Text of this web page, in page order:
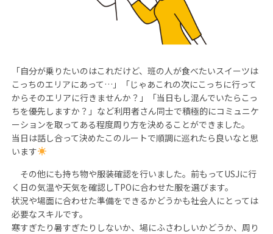
「自分が乗りたいのはこれだけど、班の人が食べたいスイーツは
こっちのエリアにあって…」「じゃあこれの次にこっちに行って
からそのエリアに行きませんか？」「当日もし混んでいたらこっ
ちを優先しますか？」など利用者さん同士で積極的にコミュニケ
ーションを取ってある程度周り方を決めることができました。
当日は話し合って決めたこのルートで順調に巡れたら良いなと思
います
その他にも持ち物や服装確認を行いました。前もってUSJに行
く日の気温や天気を確認しTPOに合わせた服を選びます。
状況や場面に合わせた準備をできるかどうかも社会人にとっては
必要なスキルです。
寒すぎたり暑すぎたりしないか、場にふさわしいかどうか、周り